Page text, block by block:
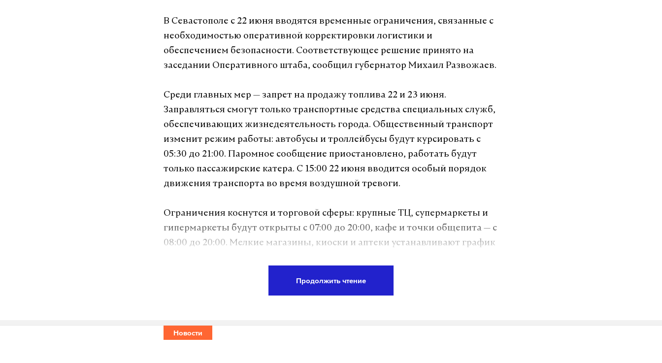
В Севастополе с 22 июня вводятся временные ограничения, связанные с
необходимостью оперативной корректировки логистики и
обеспечением безопасности. Соответствующее решение принято на
заседании Оперативного штаба, сообщил губернатор Михаил Развожаев.
Среди главных мер — запрет на продажу топлива 22 и 23 июня.
Заправляться смогут только транспортные средства специальных служб,
обеспечивающих жизнедеятельность города. Общественный транспорт
изменит режим работы: автобусы и троллейбусы будут курсировать с
05:30 до 21:00. Паромное сообщение приостановлено, работать будут
только пассажирские катера. С 15:00 22 июня вводится особый порядок
движения транспорта во время воздушной тревоги.
Ограничения коснутся и торговой сферы: крупные ТЦ, супермаркеты и
гипермаркеты будут открыты с 07:00 до 20:00, кафе и точки общепита — с
08:00 до 20:00. Мелкие магазины, киоски и аптеки устанавливают график
В связи с перегрузом электрических сетей за пределами Севастополя
несколько мощных приборов. Все массовые уличные мероприятия
Продолжить чтение
Новости